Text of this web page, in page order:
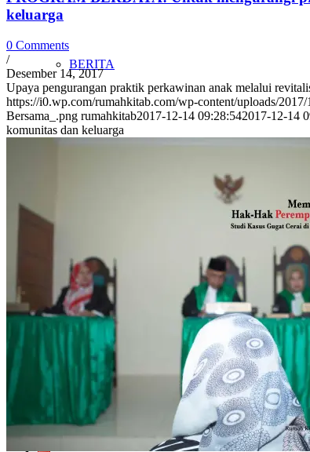
BERITA
JADWAL
GALERI
KONTAK
keluarga
0 Comments
/
Desember 14, 2017
Upaya pengurangan praktik perkawinan anak melalui
https://i0.wp.com/rumahkitab.com/wp-content/uploads/
Bersama_.png rumahkitab2017-12-14 09:28:542017-12-14
komunitas dan keluarga